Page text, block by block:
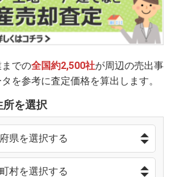
での全国約2,500社が周辺の売出事
を参考に査定価格を算出します。
を選択